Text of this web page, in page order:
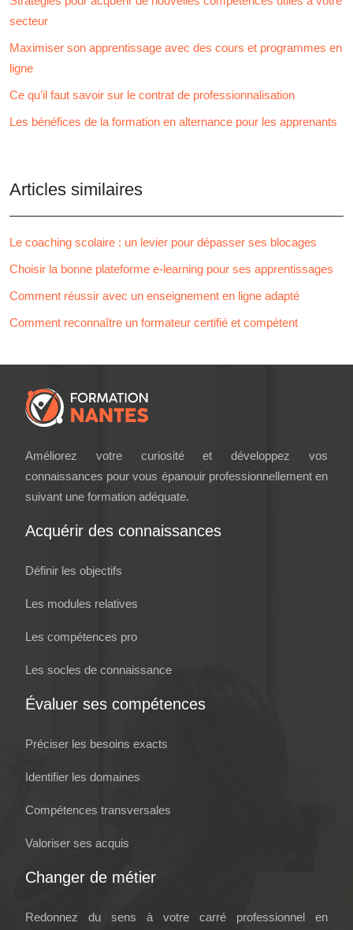
secteur
Maximiser son apprentissage avec des cours et programmes en
ligne
Ce qu’il faut savoir sur le contrat de professionnalisation
Les bénéfices de la formation en alternance pour les apprenants
Articles similaires
Le coaching scolaire : un levier pour dépasser ses blocages
Choisir la bonne plateforme e-learning pour ses apprentissages
Comment réussir avec un enseignement en ligne adapté
Comment reconnaître un formateur certifié et compétent
Améliorez votre curiosité et développez vos
connaissances pour vous épanouir professionnellement en
suivant une formation adéquate.
Acquérir des connaissances
Définir les objectifs
Les modules relatives
Les compétences pro
Les socles de connaissance
Évaluer ses compétences
Préciser les besoins exacts
Identifier les domaines
Compétences transversales
Valoriser ses acquis
Changer de métier
Redonnez du sens à votre carré professionnel en